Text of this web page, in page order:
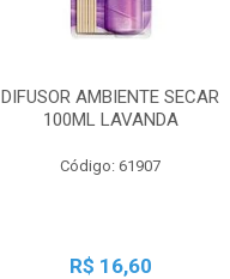
DIFUSOR AMBIENTE SECAR
100ML LAVANDA
Código: 61907
R$ 16,60